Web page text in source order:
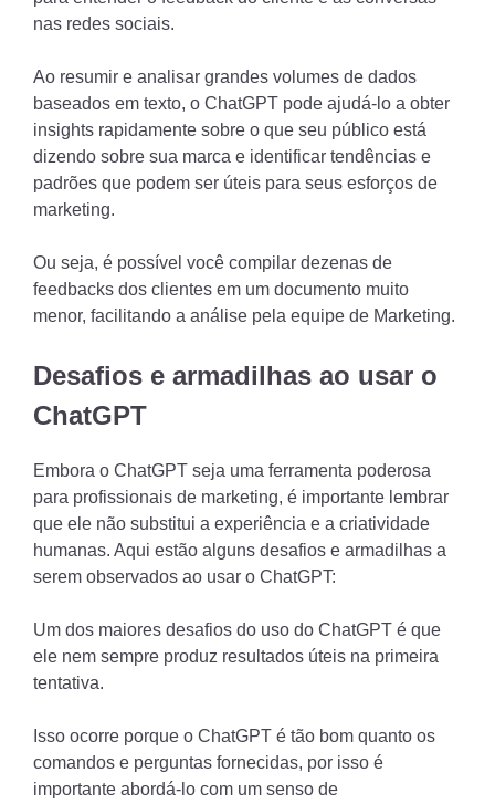
nas redes sociais.
Ao resumir e analisar grandes volumes de dados
baseados em texto, o ChatGPT pode ajudá-lo a obter
insights rapidamente sobre o que seu público está
dizendo sobre sua marca e identificar tendências e
padrões que podem ser úteis para seus esforços de
marketing.
Ou seja, é possível você compilar dezenas de
feedbacks dos clientes em um documento muito
menor, facilitando a análise pela equipe de Marketing.
Desafios e armadilhas ao usar o
ChatGPT
Embora o ChatGPT seja uma ferramenta poderosa
para profissionais de marketing, é importante lembrar
que ele não substitui a experiência e a criatividade
humanas. Aqui estão alguns desafios e armadilhas a
serem observados ao usar o ChatGPT:
Um dos maiores desafios do uso do ChatGPT é que
ele nem sempre produz resultados úteis na primeira
tentativa.
Isso ocorre porque o ChatGPT é tão bom quanto os
comandos e perguntas fornecidas, por isso é
importante abordá-lo com um senso de